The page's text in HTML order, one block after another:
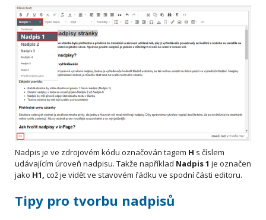
Nadpis je ve zdrojovém kódu označován tagem H s číslem
udávajícím úroveň nadpisu. Takže například Nadpis 1 je označen
jako H1, což je vidět ve stavovém řádku ve spodní části editoru.
Tipy pro tvorbu nadpisů